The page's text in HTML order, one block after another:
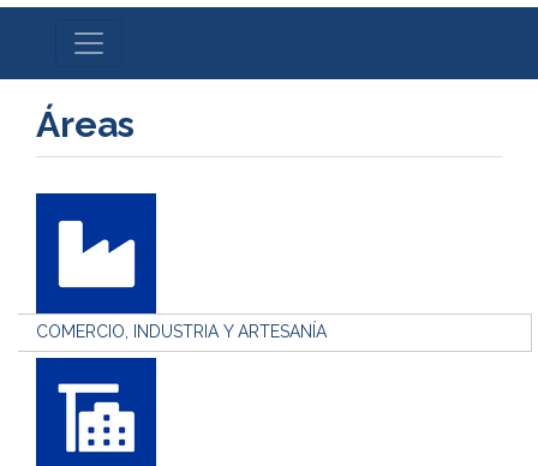
Áreas
COMERCIO, INDUSTRIA Y ARTESANÍA